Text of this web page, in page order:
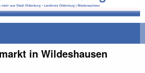
in Wildeshausen